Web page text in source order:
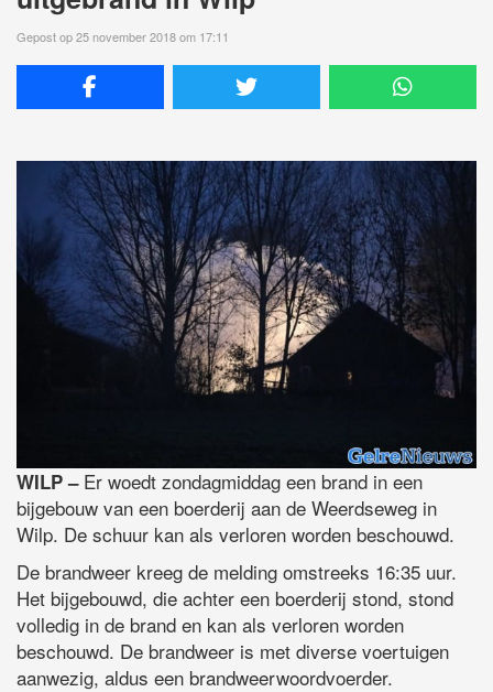
Gepost op 25 november 2018 om 17:11
WILP –Er woedt zondagmiddag een brand in een
bijgebouw van een boerderij aan de Weerdseweg in
Wilp. De schuur kan als verloren worden beschouwd.
De brandweer kreeg de melding omstreeks 16:35 uur.
Het bijgebouwd, die achter een boerderij stond, stond
volledig in de brand en kan als verloren worden
beschouwd. De brandweer is met diverse voertuigen
aanwezig, aldus een brandweerwoordvoerder.